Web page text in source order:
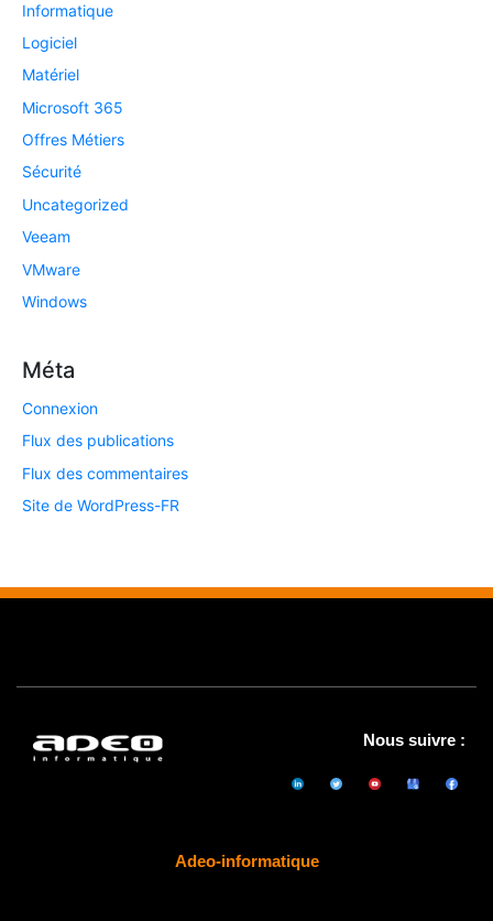
Informatique
Logiciel
Matériel
Microsoft 365
Offres Métiers
Sécurité
Uncategorized
Veeam
VMware
Windows
Méta
Connexion
Flux des publications
Flux des commentaires
Site de WordPress-FR
Nous suivre :
Adeo-informatique